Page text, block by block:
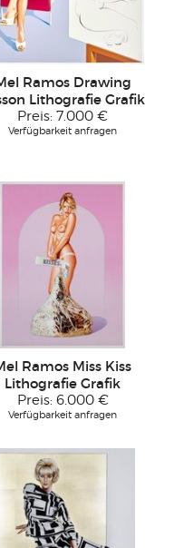
Ramos Drawing
Lithografie Grafik
Preis: 7.000 €
Verfügbarkeit anfragen
Ramos Miss Kiss
Lithografie Grafik
Preis: 6.000 €
Verfügbarkeit anfragen